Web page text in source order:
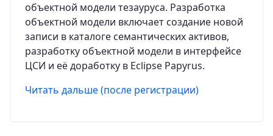
объектной модели тезауруса. Разработка
объектной модели включает создание новой
записи в каталоге семантических активов,
разработку объектной модели в интерфейсе
ЦСИ и её доработку в Eclipse Papyrus.
Читать дальше (после регистрации)